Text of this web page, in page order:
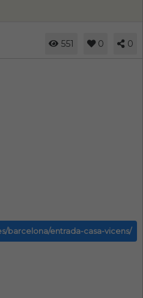
551 0 0
barcelona/entrada-casa-vicens/